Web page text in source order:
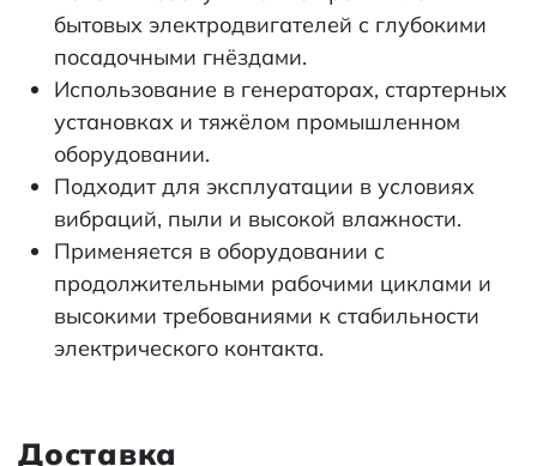
бытовых электродвигателей с глубокими
посадочными гнёздами.
Использование в генераторах, стартерных
установках и тяжёлом промышленном
оборудовании.
Подходит для эксплуатации в условиях
вибраций, пыли и высокой влажности.
Применяется в оборудовании с
продолжительными рабочими циклами и
высокими требованиями к стабильности
электрического контакта.
Доставка